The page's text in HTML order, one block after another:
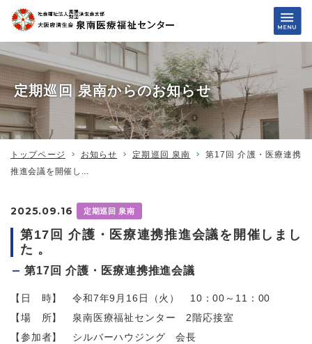
定期巡回 泉南からのお知らせ
トップページ お知らせ 定期巡回 泉南
第17回 介護・医療連携
推進会議を開催し...
2025.09.16 定期巡回 泉南
第17回 介護・医療連携推進会議を開催しまし
た 。
第17回 介護・医療連携推進会議
【日 時】 令和7年9月16日（火） 10：00～11：00
【場 所】 泉南医療福祉センター 2階応接室
【参加者】 シルバーハウジング 会長